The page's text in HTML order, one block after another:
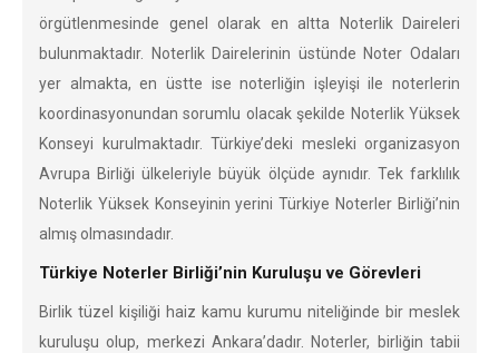
örgütlenmesinde genel olarak en altta Noterlik Daireleri
bulunmaktadır. Noterlik Dairelerinin üstünde Noter Odaları
yer almakta, en üstte ise noterliğin işleyişi ile noterlerin
koordinasyonundan sorumlu olacak şekilde Noterlik Yüksek
Konseyi kurulmaktadır. Türkiye’deki mesleki organizasyon
Avrupa Birliği ülkeleriyle büyük ölçüde aynıdır. Tek farklılık
Noterlik Yüksek Konseyinin yerini Türkiye Noterler Birliği’nin
almış olmasındadır.
Türkiye Noterler Birliği’nin Kuruluşu ve Görevleri
Birlik tüzel kişiliği haiz kamu kurumu niteliğinde bir meslek
kuruluşu olup, merkezi Ankara’dadır. Noterler, birliğin tabii